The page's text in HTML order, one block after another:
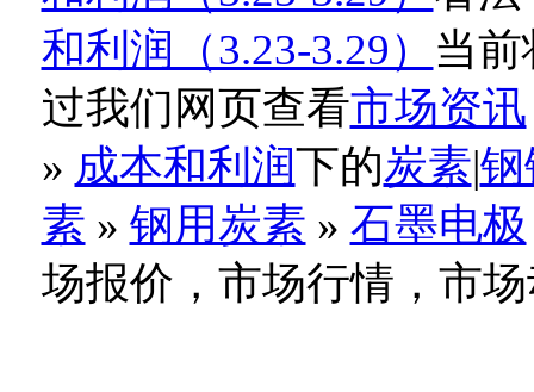
和利润（3.23-3.29） 当
过我们网页查看市场资讯
» 成本和利润下的炭素|钢
素 » 钢用炭素 » 石墨电极
场报价，市场行情，市